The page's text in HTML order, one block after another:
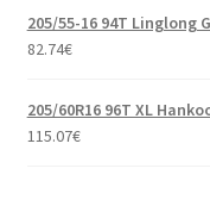
205/55-16 94T Linglong
82.74€
205/60R16 96T XL
115.07€